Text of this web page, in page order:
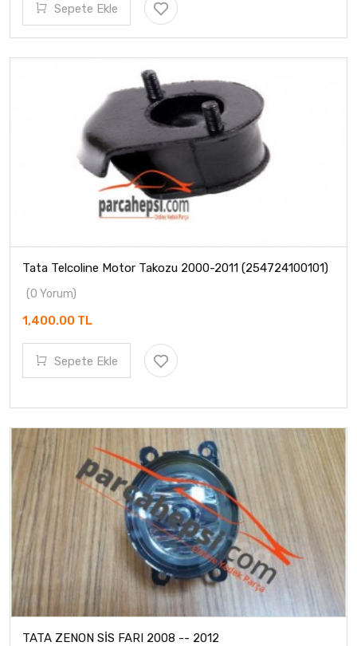
Sepete Ekle
Tata Telcoline Motor Takozu 2000-2011 (254724100101)
(0 Yorum)
1,400.00 TL
Sepete Ekle
TATA ZENON SİS FARI 2008 -- 2012